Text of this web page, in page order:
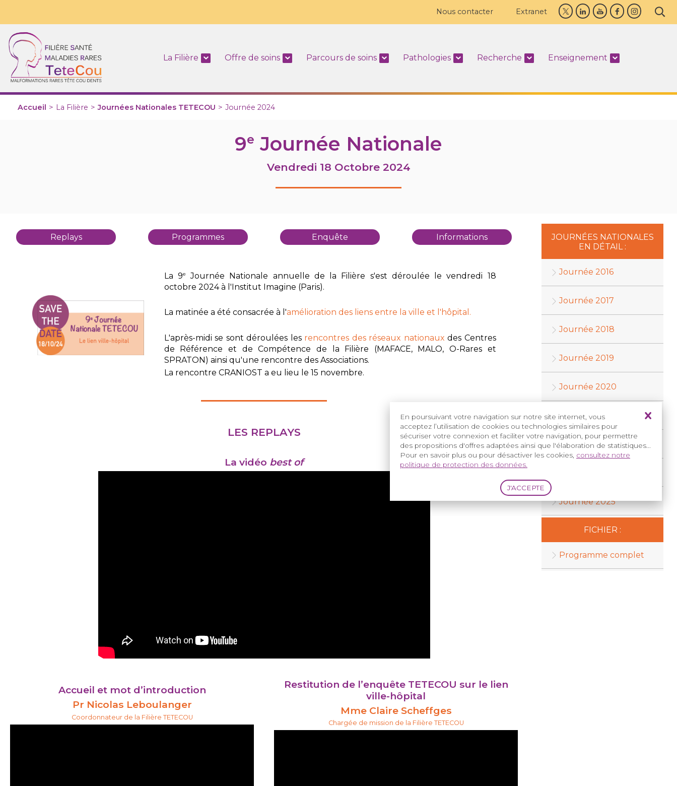
En poursuivant votre navigation sur notre site internet, vous
acceptez l’utilisation de cookies ou technologies similaires pour
sécuriser votre connexion et faciliter votre navigation, pour permettre
des propositions d'offres adaptées ainsi que l'élaboration de statistiques...
Pour en savoir plus ou pour désactiver les cookies, consultez notre
politique de protection des données.
Nous contacter Extranet
La Filière Offre de soins Parcours de soins Pathologies Recherche Enseignement
Accueil > La Filière > Journées Nationales TETECOU > Journée 2024
9e Journée Nationale
Vendredi 18 Octobre 2024
Replays Programmes Enquête Informations
La 9e
Journée Nationale annuelle de la Filière s'est déroulée le vendredi 18
octobre 2024 à l'Institut Imagine (Paris).
La matinée a été consacrée à l'amélioration des liens entre la ville et l'hôpital.
L'après-midi se sont déroulées les rencontres des réseaux nationaux des Centres
de Référence et de Compétence de la Filière (MAFACE, MALO, O-Rares et
SPRATON) ainsi qu'une rencontre des Associations.
La rencontre CRANIOST a eu lieu le 15 novembre.
LES REPLAYS
La vidéo best of
Accueil et mot d’introduction
Pr Nicolas Leboulanger
Coordonnateur de la Filière TETECOU
Restitution de l’enquête TETECOU sur le lien
ville-hôpital
Mme Claire Scheffges
Chargée de mission de la Filière TETECOU
JOURNÉES NATIONALES
EN DÉTAIL :
Journée 2016
Journée 2017
Journée 2018
Journée 2019
Journée 2020
Journée 2021
Journée 2022
Journée 2025
FICHIER :
Programme complet